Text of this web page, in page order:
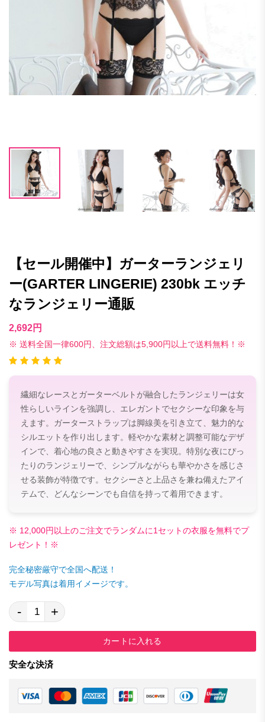
【セール開催中】ガーターランジェリ
ー(GARTER LINGERIE) 230bk エッチ
なランジェリー通販
2,692円
※ 送料全国一律600円、注文総額は5,900円以上で送料無料！※
繊細なレースとガーターベルトが融合したランジェリーは女
性らしいラインを強調し、エレガントでセクシーな印象を与
えます。ガーターストラップは脚線美を引き立て、魅力的な
シルエットを作り出します。軽やかな素材と調整可能なデザ
インで、着心地の良さと動きやすさを実現。特別な夜にぴっ
たりのランジェリーで、シンプルながらも華やかさを感じさ
せる装飾が特徴です。セクシーさと上品さを兼ね備えたアイ
テムで、どんなシーンでも自信を持って着用できます。
※ 12,000円以上のご注文でランダムに1セットの衣服を無料でプ
レゼント！※
完全秘密厳守で全国へ配送！
モデル写真は着用イメージです。
- +
カートに入れる
安全な決済